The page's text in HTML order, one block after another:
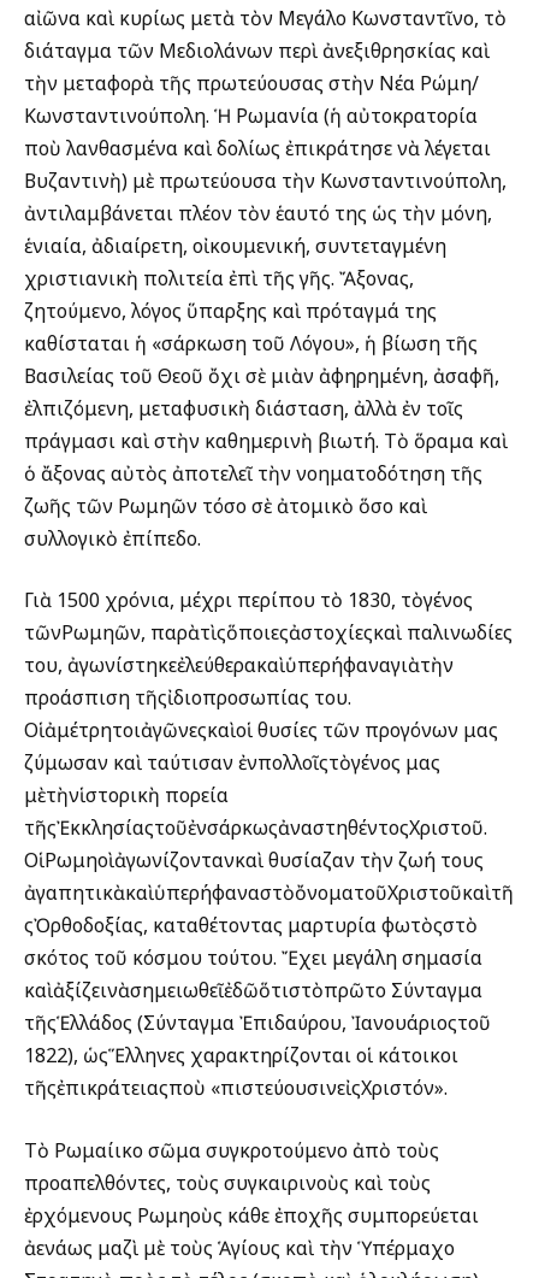
αἰῶνα καὶ κυρίως μετὰ τὸν Μεγάλο Κωνσταντῖνο, τὸ
διάταγμα τῶν Μεδιολάνων περὶ ἀνεξιθρησκίας καὶ
τὴν μεταφορὰ τῆς πρωτεύουσας στὴν Νέα Ρώμη/
Κωνσταντινούπολη. Ἡ Ρωμανία (ἡ αὐτοκρατορία
ποὺ λανθασμένα καὶ δολίως ἐπικράτησε νὰ λέγεται
Βυζαντινὴ) μὲ πρωτεύουσα τὴν Κωνσταντινούπολη,
ἀντιλαμβάνεται πλέον τὸν ἑαυτό της ὡς τὴν μόνη,
ἑνιαία, ἀδιαίρετη, οἰκουμενική, συντεταγμένη
χριστιανικὴ πολιτεία ἐπὶ τῆς γῆς. Ἄξονας,
ζητούμενο, λόγος ὕπαρξης καὶ πρόταγμά της
καθίσταται ἡ «σάρκωση τοῦ Λόγου», ἡ βίωση τῆς
Βασιλείας τοῦ Θεοῦ ὄχι σὲ μιὰν ἀφηρημένη, ἀσαφῆ,
ἐλπιζόμενη, μεταφυσικὴ διάσταση, ἀλλὰ ἐν τοῖς
πράγμασι καὶ στὴν καθημερινὴ βιωτή. Τὸ ὅραμα καὶ
ὁ ἄξονας αὐτὸς ἀποτελεῖ τὴν νοηματοδότηση τῆς
ζωῆς τῶν Ρωμηῶν τόσο σὲ ἀτομικὸ ὅσο καὶ
συλλογικὸ ἐπίπεδο.
Γιὰ 1500 χρόνια, μέχρι περίπου τὸ 1830, τὸγένος
τῶνΡωμηῶν, παρὰτὶςὅποιεςἀστοχίεςκαὶ παλινωδίες
του, ἀγωνίστηκεἐλεύθερακαὶὑπερήφαναγιὰτὴν
προάσπιση τῆςἰδιοπροσωπίας του.
Οἱἀμέτρητοιἀγῶνεςκαὶοἱ θυσίες τῶν προγόνων μας
ζύμωσαν καὶ ταύτισαν ἐνπολλοῖςτὸγένος μας
μὲτὴνἱστορικὴ πορεία
τῆςἘκκλησίαςτοῦἐνσάρκωςἀναστηθέντοςΧριστοῦ.
ΟἱΡωμηοὶἀγωνίζοντανκαὶ θυσίαζαν τὴν ζωή τους
ἀγαπητικὰκαὶὑπερήφαναστὸὄνοματοῦΧριστοῦκαὶτῆ
ςὈρθοδοξίας, καταθέτοντας μαρτυρία φωτὸςστὸ
σκότος τοῦ κόσμου τούτου. Ἔχει μεγάλη σημασία
καὶἀξίζεινὰσημειωθεῖἐδῶὅτιστὸπρῶτο Σύνταγμα
τῆςἙλλάδος (Σύνταγμα Ἐπιδαύρου, Ἰανουάριοςτοῦ
1822), ὡςἝλληνες χαρακτηρίζονται οἱ κάτοικοι
τῆςἐπικράτειαςποὺ «πιστεύουσινεἰςΧριστόν».
Τὸ Ρωμαίικο σῶμα συγκροτούμενο ἀπὸ τοὺς
προαπελθόντες, τοὺς συγκαιρινοὺς καὶ τοὺς
ἐρχόμενους Ρωμηοὺς κάθε ἐποχῆς συμπορεύεται
ἀενάως μαζὶ μὲ τοὺς Ἁγίους καὶ τὴν Ὑπέρμαχο